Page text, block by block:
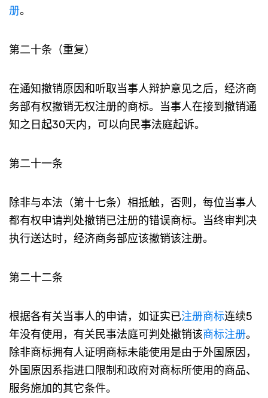
册。
第二十条（重复）
在通知撤销原因和听取当事人辩护意见之后，经济商
务部有权撤销无权注册的商标。当事人在接到撤销通
知之日起30天内，可以向民事法庭起诉。
第二十一条
除非与本法（第十七条）相抵触，否则，每位当事人
都有权申请判处撤销已注册的错误商标。当终审判决
执行送达时，经济商务部应该撤销该注册。
第二十二条
根据各有关当事人的申请，如证实已注册商标连续5
年没有使用，有关民事法庭可判处撤销该商标注册。
除非商标拥有人证明商标未能使用是由于外国原因，
外国原因系指进口限制和政府对商标所使用的商品、
服务施加的其它条件。